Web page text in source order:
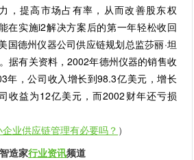
，提高市场占有率，从而改善股东权
在实施i2解决方案后的第一年轻松收回
国德州仪器公司供应链规划总监莎丽·坦
据有关资料，2002年德州仪器的销售收
年，公司收入增长到98.3亿美元，增长
收益为12亿美元，而2002财年还亏损
企业供应链管理有必要吗？ ）
造家行业资讯频道